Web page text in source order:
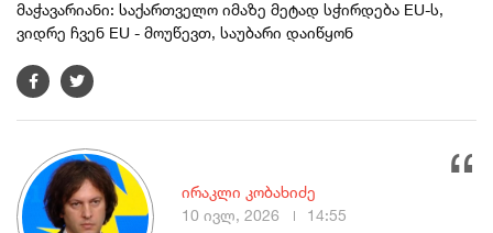
მაჭავარიანი: საქართველო იმაზე მეტად სჭირდება EU-ს,
ვიდრე ჩვენ EU - მოუწევთ, საუბარი დაიწყონ
ირაკლი კობახიძე
10 ივლ, 2026
14:55